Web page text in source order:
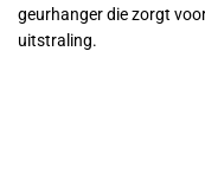
geurhanger die zorgt
uitstraling.